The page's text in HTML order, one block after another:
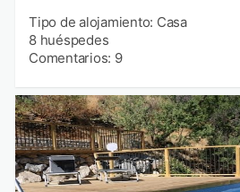
Tipo de alojamiento: Casa
8 huéspedes
Comentarios: 9